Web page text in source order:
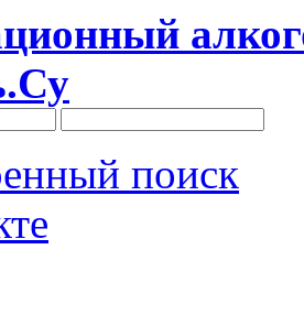
поиск